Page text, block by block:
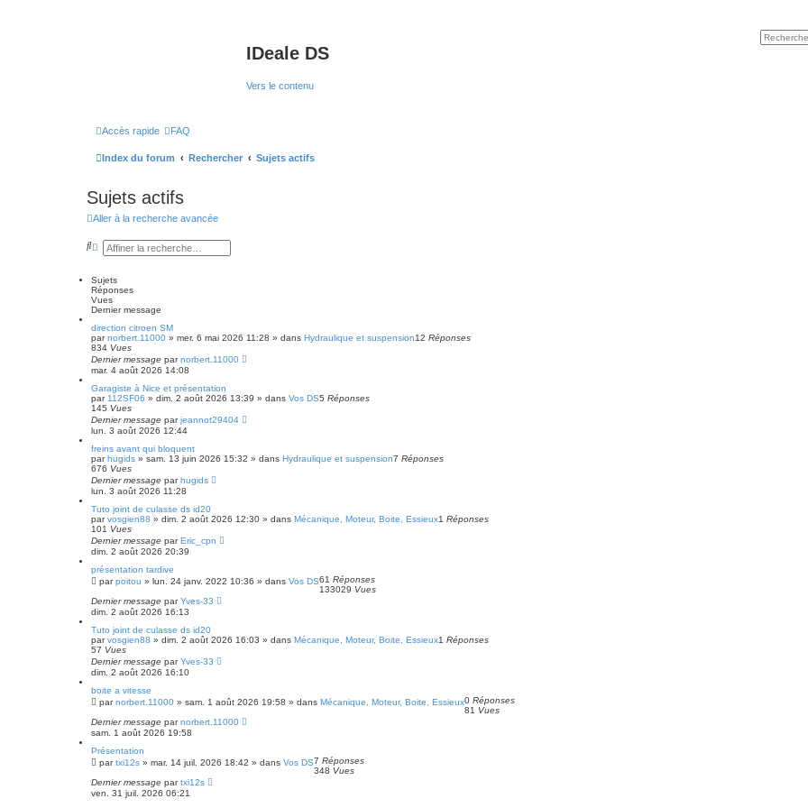
IDeale DS
Vers le contenu
Accès rapide FAQ
Index du forum Rechercher Sujets actifs
Sujets actifs
Aller à la recherche avancée
R
h
e
r
c
e
r
R
h
e
r
c
e
a
v
a
n
c
é
e
Sujets
Réponses
Vues
Dernier message
direction citroen SM
parnorbert.11000 » mer. 6 mai 2026 11:28 » dans Hydraulique et suspension12 Réponses
834 Vues
Dernier message parnorbert.11000
mar. 4 août 2026 14:08
Garagiste à Nice et présentation
par 112SF06 » dim. 2 août 2026 13:39 » dans Vos DS5 Réponses
145 Vues
Dernier message parjeannot29404
lun. 3 août 2026 12:44
freins avant qui bloquent
parhugids » sam. 13 juin 2026 15:32 » dans Hydraulique et suspension7 Réponses
676 Vues
Dernier message parhugids
lun. 3 août 2026 11:28
Tuto joint de culasse ds id20
parvosgien88 » dim. 2 août 2026 12:30 » dans Mécanique, Moteur, Boite, Essieux1 Réponses
101 Vues
Dernier message parEric_cpn
dim. 2 août 2026 20:39
présentation tardive
parpoitou » lun. 24 janv. 2022 10:36 » dans Vos DS61 Réponses
133029 Vues
Dernier message parYves-33
dim. 2 août 2026 16:13
Tuto joint de culasse ds id20
parvosgien88 » dim. 2 août 2026 16:03 » dans Mécanique, Moteur, Boite, Essieux1 Réponses
57 Vues
Dernier message parYves-33
dim. 2 août 2026 16:10
boite a vitesse
parnorbert.11000 » sam. 1 août 2026 19:58 » dans Mécanique, Moteur, Boite, Essieux0 Réponses
81 Vues
Dernier message parnorbert.11000
sam. 1 août 2026 19:58
Présentation
partxi12s » mar. 14 juil. 2026 18:42 » dans Vos DS7 Réponses
348 Vues
Dernier message partxi12s
ven. 31 juil. 2026 06:21